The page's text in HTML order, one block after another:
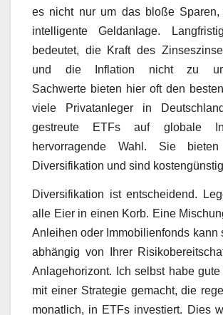
es nicht nur um das bloße Sparen,
intelligente Geldanlage.
bedeutet, die Kraft des
und die Inflation nicht zu
Sachwerte bieten hier oft den
viele Privatanleger in
gestreute ETFs auf globale
hervorragende Wahl. Sie
Diversifikation und sind
Diversifikation ist entscheidend.
alle Eier in einen Korb. Eine
Anleihen oder Immobilienfonds kann
abhängig von Ihrer
Anlagehorizont. Ich selbst habe gute
mit einer Strategie gemacht, die
monatlich, in ETFs investiert. Dies